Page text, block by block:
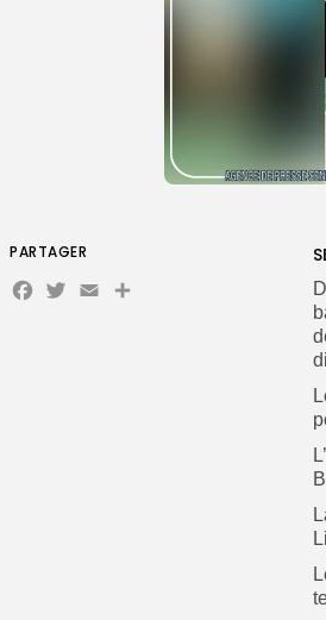
PARTAGER
Facebook
Twitter
EmailPartager